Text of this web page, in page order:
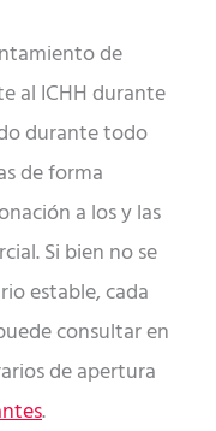
de
al ICHH durante
durante todo
de forma
a los y las
Si bien no se
estable, cada
consultar en
de apertura
.